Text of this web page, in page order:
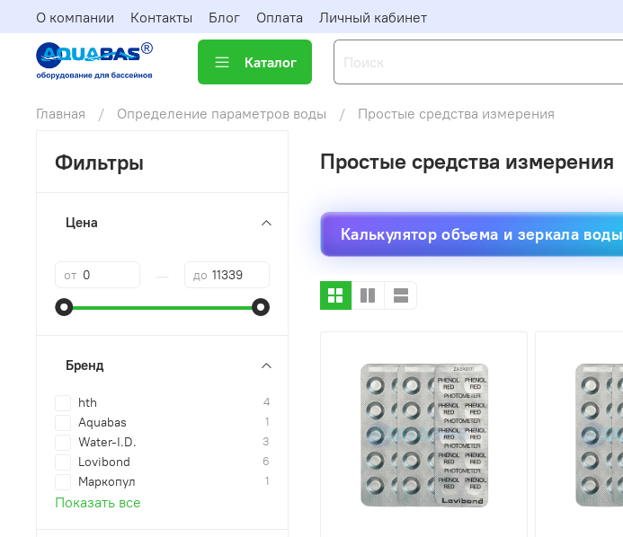
О компании Контакты Блог Оплата Личный кабинет
Каталог
Главная Определение параметров воды Простые средства измерения
Простые средства измерения
Калькулятор объема и зеркала воды
Фильтры
Цена
от до
Бренд
hth 4
Aquabas 1
Water-I.D. 3
Lovibond 6
Маркопул 1
Показать все